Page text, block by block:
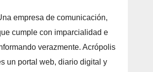
empresa de comunicación,
cumple con imparcialidad e
verazmente. Acrópolis
un portal web, diario digital y